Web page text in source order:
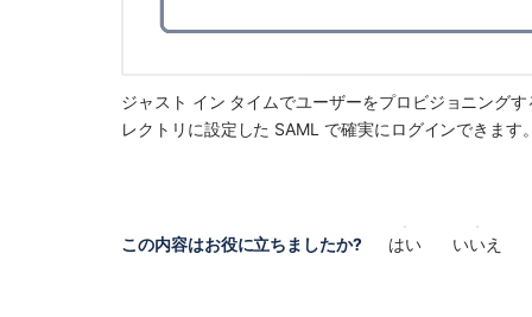
ジャスト イン タイムでユーザーをプロビジョニング
レクトリに設定した SAML で確実にログインできます
この内容はお役に立ちましたか? はい いいえ